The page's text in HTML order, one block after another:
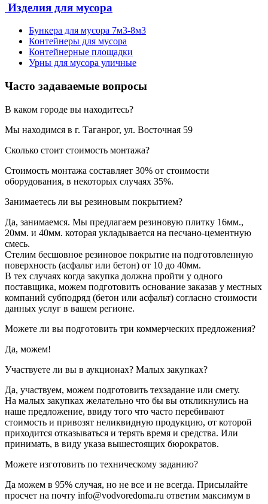
Изделия для мусора
Бункера для мусора 7м3-8м3
Контейнеры для мусора
Контейнерные площадки
Урны для мусора уличные
Часто задаваемые вопросы
В каком городе вы находитесь?
Мы находимся в г. Таганрог, ул. Восточная 59
Сколько стоит стоимость монтажа?
Стоимость монтажа составляет 30% от стоимости
оборудования, в некоторых случаях 35%.
Занимаетесь ли вы резиновым покрытием?
Да, занимаемся. Мы предлагаем резиновую плитку 16мм.,
20мм. и 40мм. которая укладывается на песчано-цементную
смесь.
Стелим бесшовное резиновое покрытие на подготовленную
поверхность (асфальт или бетон) от 10 до 40мм.
В тех случаях когда закупка должна пройти у одного
поставщика, можем подготовить основание заказав у местных
компаний субподряд (бетон или асфальт) согласно стоимости
данных услуг в вашем регионе.
Можете ли вы подготовить три коммерческих предложения?
Да, можем!
Участвуете ли вы в аукционах? Малых закупках?
Да, участвуем, можем подготовить техзадание или смету.
На малых закупках желательно что бы вы откликнулись на
наше предложение, ввиду того что часто перебивают
стоимость и привозят неликвидную продукцию, от которой
приходится отказываться и терять время и средства. Или
принимать, в виду указа вышестоящих бюрократов.
Можете изготовить по техническому заданию?
Да можем в 95% случая, но не все и не всегда. Присылайте
просчет на почту info@vodvoredoma.ru ответим максимум в